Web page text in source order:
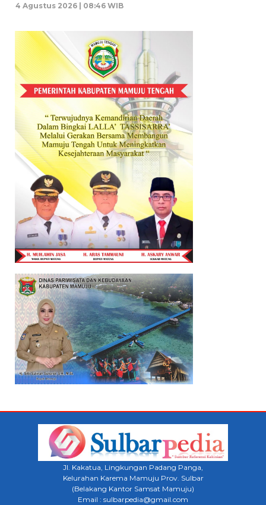
4 Agustus 2026 | 08:46 WIB
Jl. Kakatua, Lingkungan Padang Panga,
Kelurahan Karema Mamuju Prov. Sulbar
(Belakang Kantor Samsat Mamuju)
Email : sulbarpedia@gmail.com